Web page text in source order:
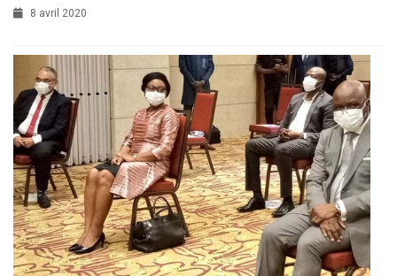
8 avril 2020